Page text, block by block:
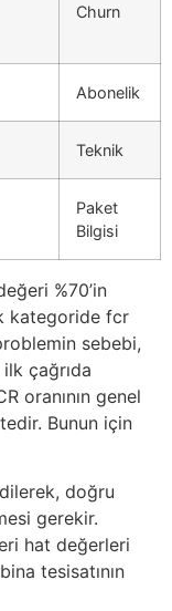
Churn
Abonelik
Teknik
Paket
Bilgisi
%70’in
kategoride fcr
sebebi,
çağrıda
oranının genel
Bunun için
doğru
gerekir.
hat değerleri
tesisatının